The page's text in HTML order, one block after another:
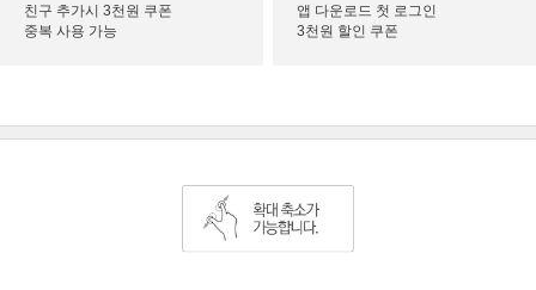
친구 추가시 3천원 쿠폰
중복 사용 가능
앱 다운로드 첫 로그인
3천원 할인 쿠폰